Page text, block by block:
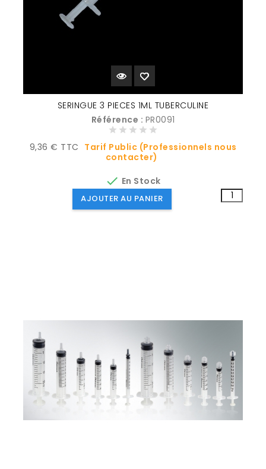
SERINGUE 3 PIECES 1ML TUBERCULINE
Référence : PR0091
Prix
9,36 € TTC Tarif Public (Professionnels nous
contacter)
 En Stock
AJOUTER AU PANIER